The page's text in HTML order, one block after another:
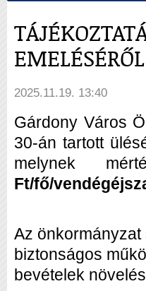
EMELÉSÉRŐL
2025.11.19. 13:40
Gárdony Város
30-án tartott
melynek
Ft/fő/
Az
biztonságos
bevételek